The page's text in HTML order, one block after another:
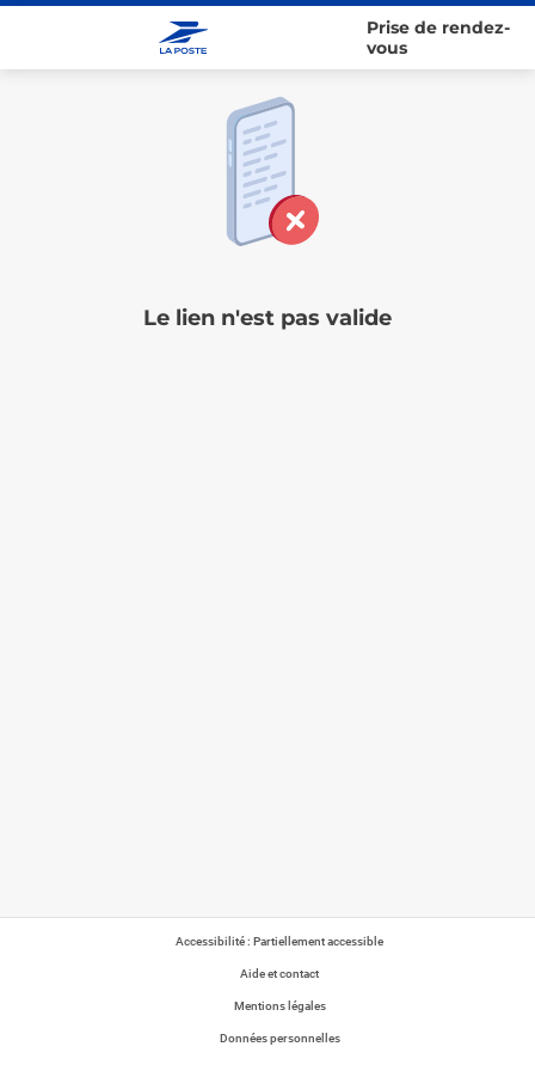
Prise de rendez-
vous
Le lien n'est pas valide
Accessibilité : Partiellement accessible
Aide et contact
Mentions légales
Données personnelles